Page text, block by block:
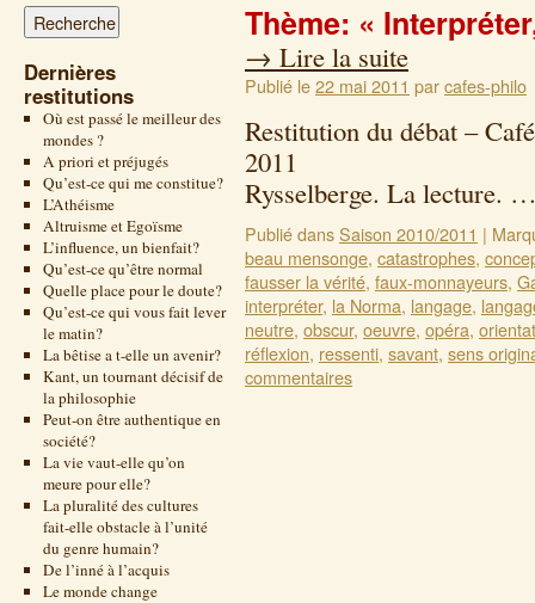
Dernières
restitutions
Où est passé le meilleur des
mondes ?
A priori et préjugés
Qu’est-ce qui me constitue?
L’Athéisme
Altruisme et Egoïsme
L’influence, un bienfait?
Qu’est-ce qu’être normal
Quelle place pour le doute?
Qu’est-ce qui vous fait lever
le matin?
La bêtise a t-elle un avenir?
Kant, un tournant décisif de
la philosophie
Peut-on être authentique en
société?
La vie vaut-elle qu’on
meure pour elle?
La pluralité des cultures
fait-elle obstacle à l’unité
du genre humain?
De l’inné à l’acquis
Le monde change
Thème: «
→ Lire la suite
Publié le22 mai 2011 parcafes-philo
Restitution du débat –
2011
Rysselberge. La lecture.
Publié dansSaison 2010/2011 |
beau mensonge, catastrophes,
fausser la vérité, faux-monnayeurs,
interpréter, la Norma, langage,
neutre, obscur, oeuvre, opéra,
réflexion, ressenti, savant, sens
commentaires